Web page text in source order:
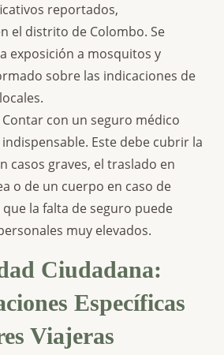
reportados,
el distrito de Colombo. Se
exposición a mosquitos y
sobre las indicaciones de
Contar con un seguro médico
Este debe cubrir la
casos graves, el traslado en
o de un cuerpo en caso de
la falta de seguro puede
muy elevados.
Ciudadana:
Específicas
Viajeras